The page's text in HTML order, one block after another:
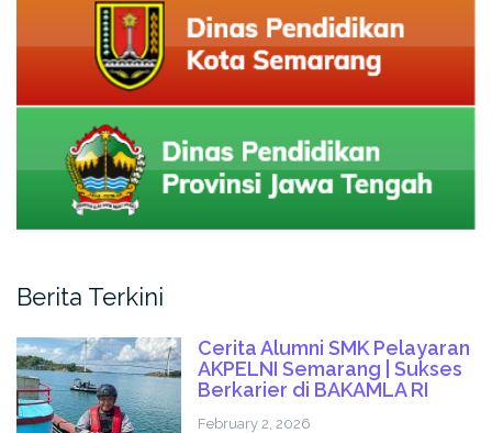
Berita Terkini
Cerita Alumni SMK Pelayaran
AKPELNI Semarang | Sukses
Berkarier di BAKAMLA RI
February 2, 2026